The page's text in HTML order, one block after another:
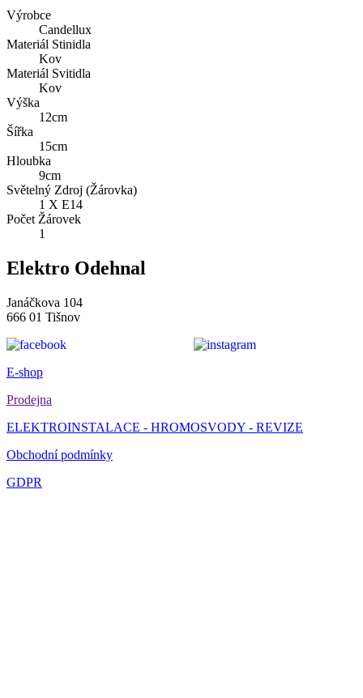
Výrobce
Candellux
Materiál Stinidla
Kov
Materiál Svitidla
Kov
Výška
12cm
Šířka
15cm
Hloubka
9cm
Světelný Zdroj (Žárovka)
1 X E14
Počet Žárovek
1
Elektro Odehnal
Janáčkova 104
666 01 Tišnov
E-shop
Prodejna
ELEKTROINSTALACE - HROMOSVODY - REVIZE
Obchodní podmínky
GDPR